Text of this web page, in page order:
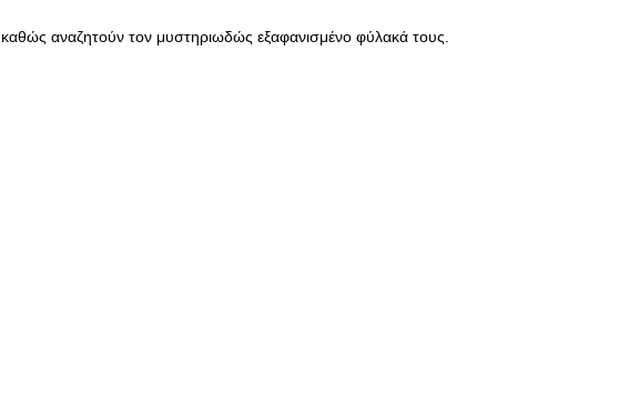
αναζητούν τον μυστηριωδώς εξαφανισμένο φύλακά τους.